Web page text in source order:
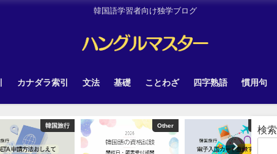
韓国語学習者向け独学ブログ
カナダラ索引 文法 基礎 ことわざ 四字熟語 慣用句
韓国旅行 Other 韓国旅行 検索